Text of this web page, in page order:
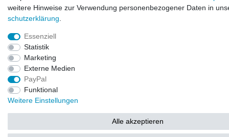
weitere Hinweise zur Verwendung personenbezogener Daten in
schutz­erklärung
Essenziell
Statistik
Marketing
Externe Medien
PayPal
Funktional
Weitere Einstellungen
Alle akzeptieren